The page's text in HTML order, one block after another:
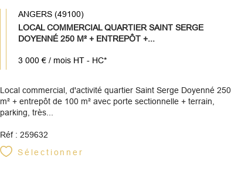
ANGERS (49100)
LOCAL COMMERCIAL QUARTIER SAINT SERGE
DOYENNÉ 250 M² + ENTREPÔT +...
3 000 € / mois HT - HC*
Local commercial, d'activité quartier Saint Serge Doyenné 250
m² + entrepôt de 100 m² avec porte sectionnelle + terrain,
parking, très...
Réf : 259632
Sélectionner